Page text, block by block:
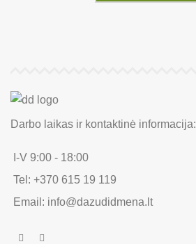
Darbo laikas ir kontaktinė informacija:
I-V 9:00 - 18:00
Tel: +370 615 19 119
Email: info@dazudidmena.lt